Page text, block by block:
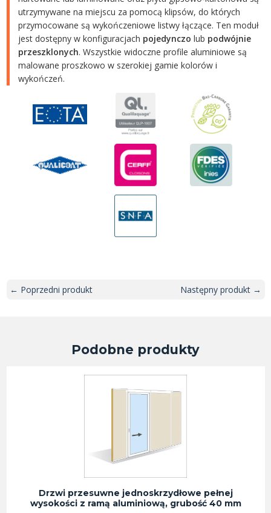
utrzymywane na miejscu za pomocą klipsów, do których
przymocowane są wykończeniowe listwy łączące. Ten moduł
jest dostępny w konfiguracjach pojedynczo lub podwójnie
przeszklonych. Wszystkie widoczne profile aluminiowe są
malowane proszkowo w szerokiej gamie kolorów i
wykończeń.
← Poprzedni produkt Następny produkt →
Podobne produkty
Drzwi przesuwne jednoskrzydłowe pełnej
wysokości z ramą aluminiową, grubość 40 mm